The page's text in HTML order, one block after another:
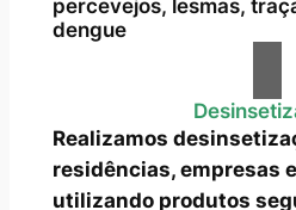
percevejos, lesmas,
dengue
Realizamos
residências, empresas
utilizando produtos